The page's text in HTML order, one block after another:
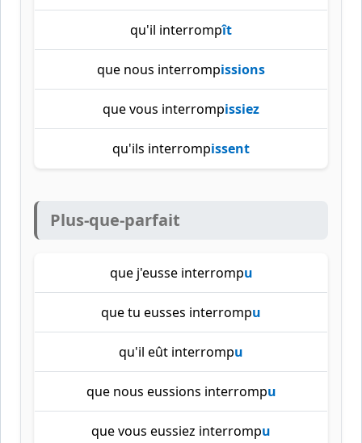
qu'il interrompît
que nous interrompissions
que vous interrompissiez
qu'ils interrompissent
Plus-que-parfait
que j'eusse interrompu
que tu eusses interrompu
qu'il eût interrompu
que nous eussions interrompu
que vous eussiez interrompu